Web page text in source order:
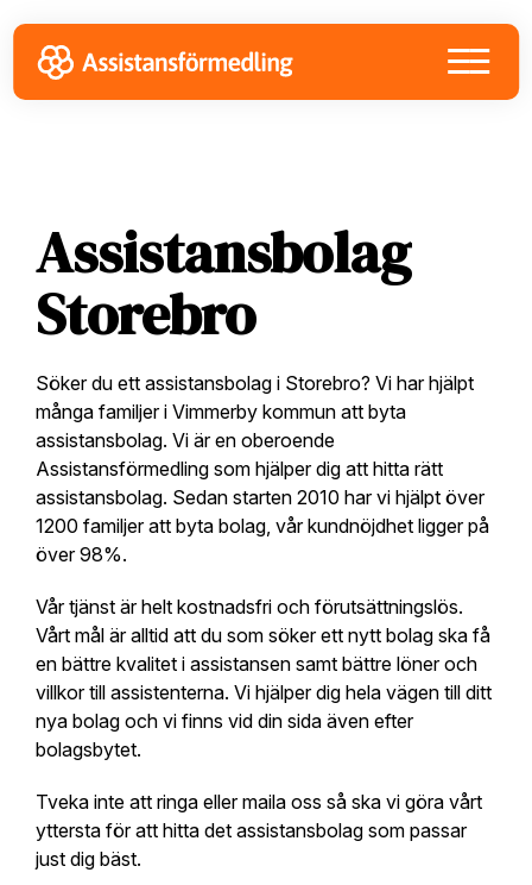
to
primary
navigation
to
main
content
to
footer
Assistansbolag
Storebro
Söker du ett assistansbolag i Storebro? Vi har hjälpt
många familjer i Vimmerby kommun att byta
assistansbolag. Vi är en oberoende
Assistansförmedling som hjälper dig att hitta rätt
assistansbolag. Sedan starten 2010 har vi hjälpt över
1200 familjer att byta bolag, vår kundnöjdhet ligger på
över 98%.
Vår tjänst är helt kostnadsfri och förutsättningslös.
Vårt mål är alltid att du som söker ett nytt bolag ska få
en bättre kvalitet i assistansen samt bättre löner och
villkor till assistenterna. Vi hjälper dig hela vägen till ditt
nya bolag och vi finns vid din sida även efter
bolagsbytet.
Tveka inte att ringa eller maila oss så ska vi göra vårt
yttersta för att hitta det assistansbolag som passar
just dig bäst.